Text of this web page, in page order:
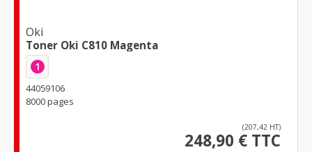
Oki
Toner Oki C810 Magenta
1
44059106
8000 pages
(207,42 HT)
248,90 € TTC